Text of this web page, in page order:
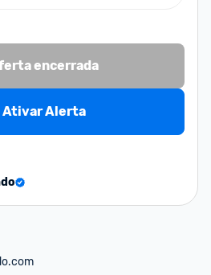
encerrada
Ativar Alerta